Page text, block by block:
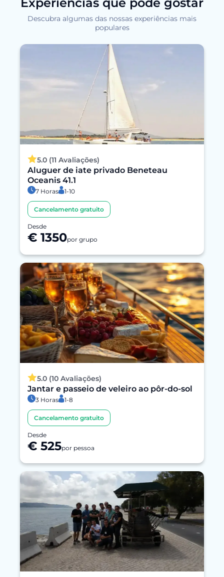
Descubra algumas das nossas experiências mais
populares
5.0 (11 Avaliações)
Aluguer de iate privado Beneteau
Oceanis 41.1
7 Horas 1-10
Cancelamento gratuito
Desde
€ 1350por grupo
5.0 (10 Avaliações)
Jantar e passeio de veleiro ao pôr-do-sol
3 Horas 1-8
Cancelamento gratuito
Desde
€ 525por pessoa